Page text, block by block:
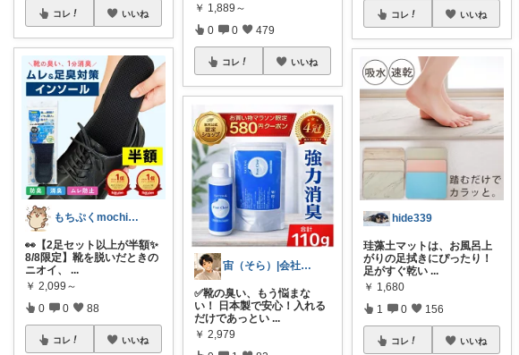
コレ いいね
もちぷくmochipuku☘️7日感謝
👀【2足セット以上が半額✨
8/8限定】靴を脱いだときの
ニオイ、
...
￥ 2,099～
0 0 88
コレ いいね
￥ 1,889～
0 0 479
コレ いいね
宙（そら）|会社に依存せず暮らしたい
✅靴の臭い、もう悩まな
い！ 日本製で安心！入れる
だけであっとい ...
￥ 2,979
コレ いいね
hide339
珪藻土マットは、お風呂上
がりの足拭きにぴったり！
足がすぐ乾い ...
￥ 1,680
1 0 156
コレ いいね